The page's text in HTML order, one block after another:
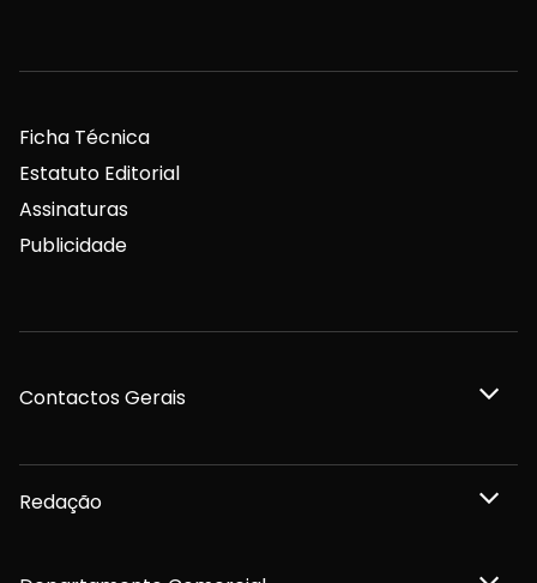
Ficha Técnica
Estatuto Editorial
Assinaturas
Publicidade
Contactos Gerais
Redação